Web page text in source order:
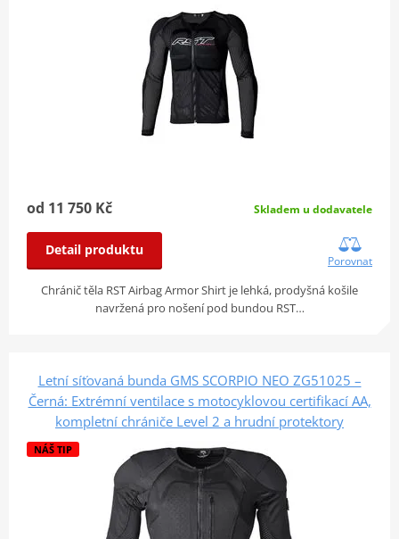
od 11 750 Kč Skladem u dodavatele
Detail produktu
Porovnat
Chránič těla RST Airbag Armor Shirt je lehká, prodyšná košile
navržená pro nošení pod bundou RST…
Letní síťovaná bunda GMS SCORPIO NEO ZG51025 –
Černá: Extrémní ventilace s motocyklovou certifikací AA,
kompletní chrániče Level 2 a hrudní protektory
NÁŠ TIP